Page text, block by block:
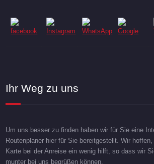
Ihr Weg zu uns
Um uns besser zu finden haben wir für Sie eine
Routenplaner hier für Sie bereitgestellt. Wir
Karte bei der Anreise ein wenig hilft, so dass wir
munter bei uns begrüßen können.